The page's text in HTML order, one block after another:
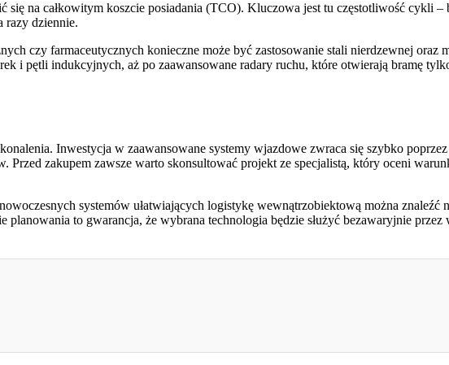
się na całkowitym koszcie posiadania (TCO). Kluczowa jest tu częstotliwość cykli –
razy dziennie.
czy farmaceutycznych konieczne może być zastosowanie stali nierdzewnej oraz
i pętli indukcyjnych, aż po zaawansowane radary ruchu, które otwierają bramę
Inwestycja w zaawansowane systemy wjazdowe zwraca się szybko
zakupem zawsze warto skonsultować projekt ze specjalistą, który oceni
systemów ułatwiających logistykę wewnątrzobiektową można znaleźć
planowania to gwarancja, że wybrana technologia będzie służyć bezawaryjnie